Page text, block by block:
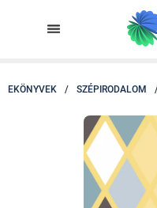
EKÖNYVEK / SZÉPIRODALOM